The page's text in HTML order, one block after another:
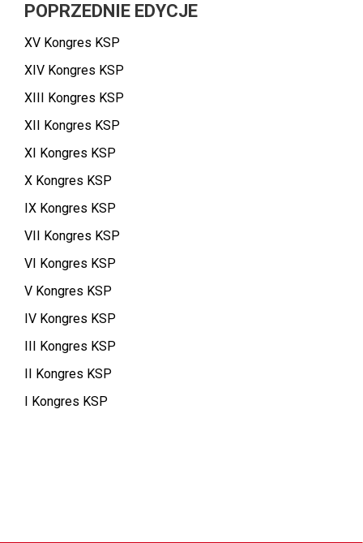
POPRZEDNIE EDYCJE
XV Kongres KSP
XIV Kongres KSP
XIII Kongres KSP
XII Kongres KSP
XI Kongres KSP
X Kongres KSP
IX Kongres KSP
VII Kongres KSP
VI Kongres KSP
V Kongres KSP
IV Kongres KSP
III Kongres KSP
II Kongres KSP
I Kongres KSP